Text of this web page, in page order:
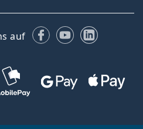
auf Facebook
YouTubeLinkedIn